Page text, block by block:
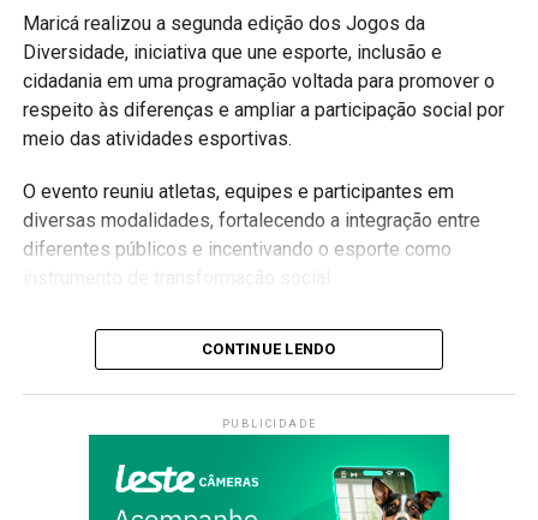
Maricá realizou a segunda edição dos Jogos da
Diversidade, iniciativa que une esporte, inclusão e
cidadania em uma programação voltada para promover o
respeito às diferenças e ampliar a participação social por
meio das atividades esportivas.
O evento reuniu atletas, equipes e participantes em
diversas modalidades, fortalecendo a integração entre
diferentes públicos e incentivando o esporte como
Inclusão através do esporte
A competição busca garantir que todas as pessoas
tenham oportunidade de participar das atividades
CONTINUE LENDO
PUBLICIDADE